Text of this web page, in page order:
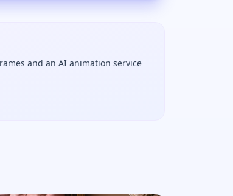
and an AI animation service